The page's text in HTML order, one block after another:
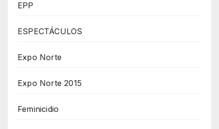
EPP
ESPECTÁCULOS
Expo Norte
Expo Norte 2015
Feminicidio